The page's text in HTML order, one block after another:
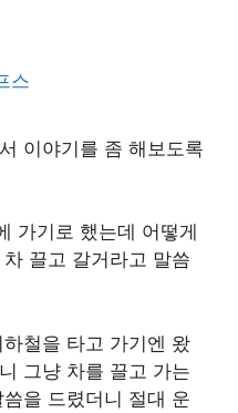
스
이야기를 좀 해보도록
가기로 했는데 어떻게
끌고 갈거라고 말씀
철을 타고 가기엔 왔
그냥 차를 끌고 가는
을 드렸더니 절대 운